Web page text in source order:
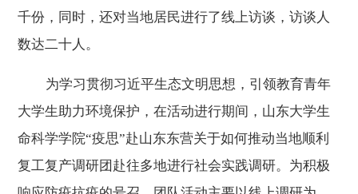
千份，同时，还对当地居民进行了线上访谈，访谈人
数达二十人。
为学习贯彻习近平生态文明思想，引领教育青年
大学生助力环境保护，在活动进行期间，山东大学生
命科学学院“疫思”赴山东东营关于如何推动当地顺利
复工复产调研团赴往多地进行社会实践调研。为积极